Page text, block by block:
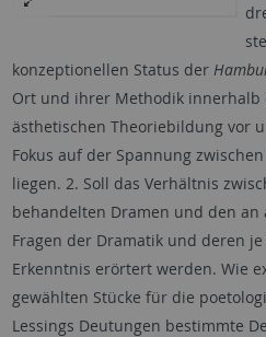
konzeptionellen Status der
Ort und ihrer Methodik
ästhetischen Theoriebildung vor
Fokus auf der Spannung
liegen. 2. Soll das Verhältnis
behandelten Dramen und den
Fragen der Dramatik und deren
Erkenntnis erörtert werden. Wie
gewählten Stücke für die
Lessings Deutungen bestimmte